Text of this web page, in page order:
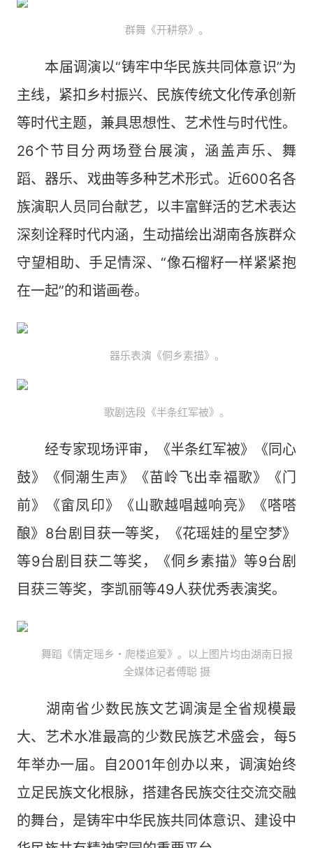
群舞《开耕祭》。​
本届调演以“铸牢中华民族共同体意识”为
主线，紧扣乡村振兴、民族传统文化传承创新
等时代主题，兼具思想性、艺术性与时代性。
26个节目分两场登台展演，涵盖声乐、舞
蹈、器乐、戏曲等多种艺术形式。近600名各
族演职人员同台献艺，以丰富鲜活的艺术表达
深刻诠释时代内涵，生动描绘出湖南各族群众
守望相助、手足情深、“像石榴籽一样紧紧抱
在一起”的和谐画卷。
器乐表演《侗乡素描》。​
歌剧选段《半条红军被》。​
经专家现场评审，《半条红军被》《同心
鼓》《侗潮生声》《苗岭飞出幸福歌》《门
前》《畲凤印》《山歌越唱越响亮》《嗒嗒
酿》8台剧目获一等奖，《花瑶娃的星空梦》
等9台剧目获二等奖，《侗乡素描》等9台剧
目获三等奖，李凯丽等49人获优秀表演奖。
舞蹈《情定瑶乡・爬楼追爱》。以上图片均由湖南日报
全媒体记者傅聪 摄​
湖南省少数民族文艺调演是全省规模最
大、艺术水准最高的少数民族艺术盛会，每5
年举办一届。自2001年创办以来，调演始终
立足民族文化根脉，搭建各民族交往交流交融
的舞台，是铸牢中华民族共同体意识、建设中